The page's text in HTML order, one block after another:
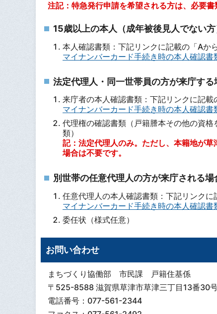
注記：特急発行申請を希望される方は、必要書
15歳以上の本人（成年被後見人でない
本人確認書類：下記リンクに記載の「Aか
マイナンバーカード手続き時の本人確認書
法定代理人・同一世帯員の方が来庁する
来庁者の本人確認書類：下記リンクに記載
マイナンバーカード手続き時の本人確認書
代理権の確認書類（戸籍謄本その他の資格
記：法定代理人のみ。ただし、本籍地が
場合は不要です。
別世帯の任意代理人の方が来庁される場
任意代理人の本人確認書類：下記リンクに
マイナンバーカード手続き時の本人確認書
委任状（様式任意）
お問い合わせ
まちづくり協働部 市民課 戸籍住基係
〒525-8588 滋賀県草津市草津三丁目13番30
電話番号：077-561-2344